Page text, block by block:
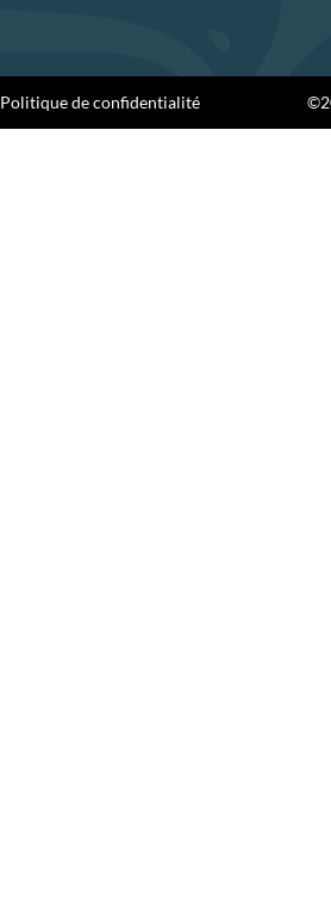
Politique de confidentialité